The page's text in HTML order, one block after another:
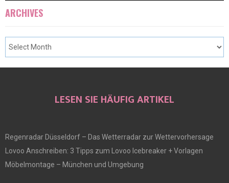
ARCHIVES
LESEN SIE HÄUFIG ARTIKEL
Regenradar Düsseldorf – Das Wetterradar zur Wettervorhersage
Lovoo Anschreiben: 3 Tipps zum Lovoo Icebreaker + Vorlagen
Möbelmontage – München und Umgebung